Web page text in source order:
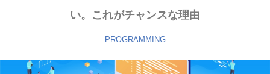
い。これがチャンスな理由
PROGRAMMING